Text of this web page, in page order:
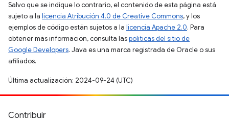
Salvo que se indique lo contrario, el contenido de esta página está
sujeto a la licencia Atribución 4.0 de Creative Commons, y los
ejemplos de código están sujetos a la licencia Apache 2.0. Para
obtener más información, consulta laspolíticas del sitio de
Google Developers. Java es una marca registrada de Oracle o sus
afiliados.
Última actualización: 2024-09-24 (UTC)
Contribuir